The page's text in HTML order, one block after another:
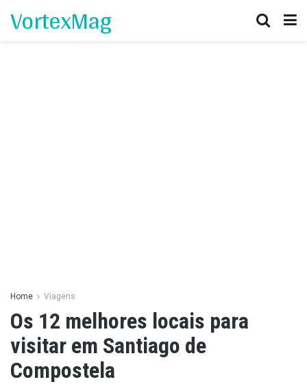
VortexMag
Home Viagens
Os 12 melhores locais para
visitar em Santiago de
Compostela